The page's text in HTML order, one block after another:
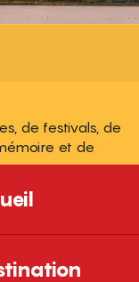
de festivals, de
et de